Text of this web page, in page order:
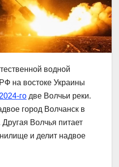
водной
на востоке Украины
го две Волчьи реки.
город Волчанск в
Волчья питает
и делит надвое